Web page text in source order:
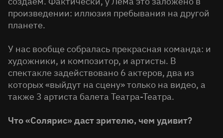
произведении: иллюзия пребывания на другой
планете.
У нас вообще собралась прекрасная команда: и
художники, и композитор, и артисты. В
спектакле задействовано 6 актеров, два из
которых «выйдут на сцену» только на видео, а
также 3 артиста балета Театра-Театра.
Что «Солярис» даст зрителю, чем удивит?